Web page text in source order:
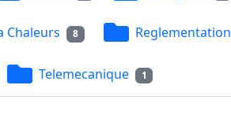
Chaleurs 8 Reglementation
Telemecanique 1